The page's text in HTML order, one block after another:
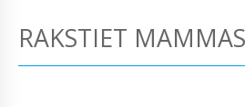
RAKSTIET MAMMAS